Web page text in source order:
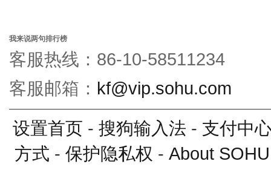
我来说两句排行榜
客服热线：86-10-58511234
客服邮箱： kf@vip.sohu.com
设置首页 - 搜狗输入法 - 支付中
方式 - 保护隐私权 - About SOHU